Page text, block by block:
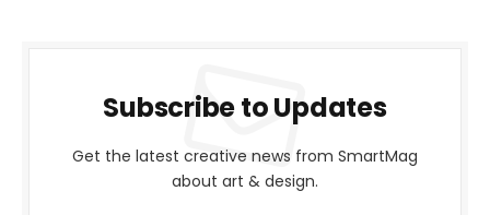
Subscribe to Updates
Get the latest creative news from SmartMag
about art & design.